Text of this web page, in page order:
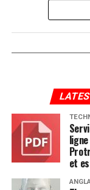
et